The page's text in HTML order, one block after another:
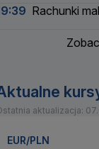
Rachunki
aktualizacja:
EUR/PLN